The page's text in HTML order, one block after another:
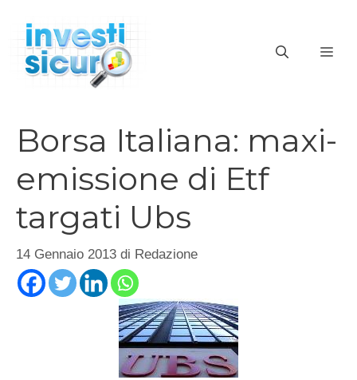
contenuto
Borsa Italiana: maxi-
emissione di Etf
targati Ubs
14 Gennaio 2013 di Redazione